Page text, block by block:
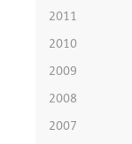
2011
2010
2009
2008
2007